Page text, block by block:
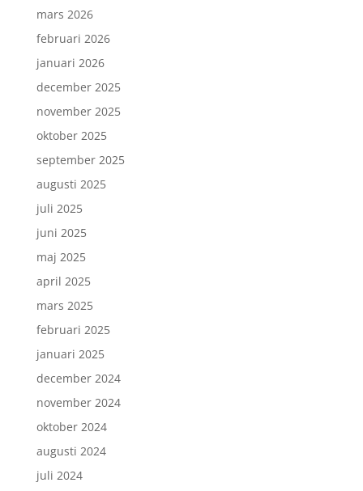
mars 2026
februari 2026
januari 2026
december 2025
november 2025
oktober 2025
september 2025
augusti 2025
juli 2025
juni 2025
maj 2025
april 2025
mars 2025
februari 2025
januari 2025
december 2024
november 2024
oktober 2024
augusti 2024
juli 2024